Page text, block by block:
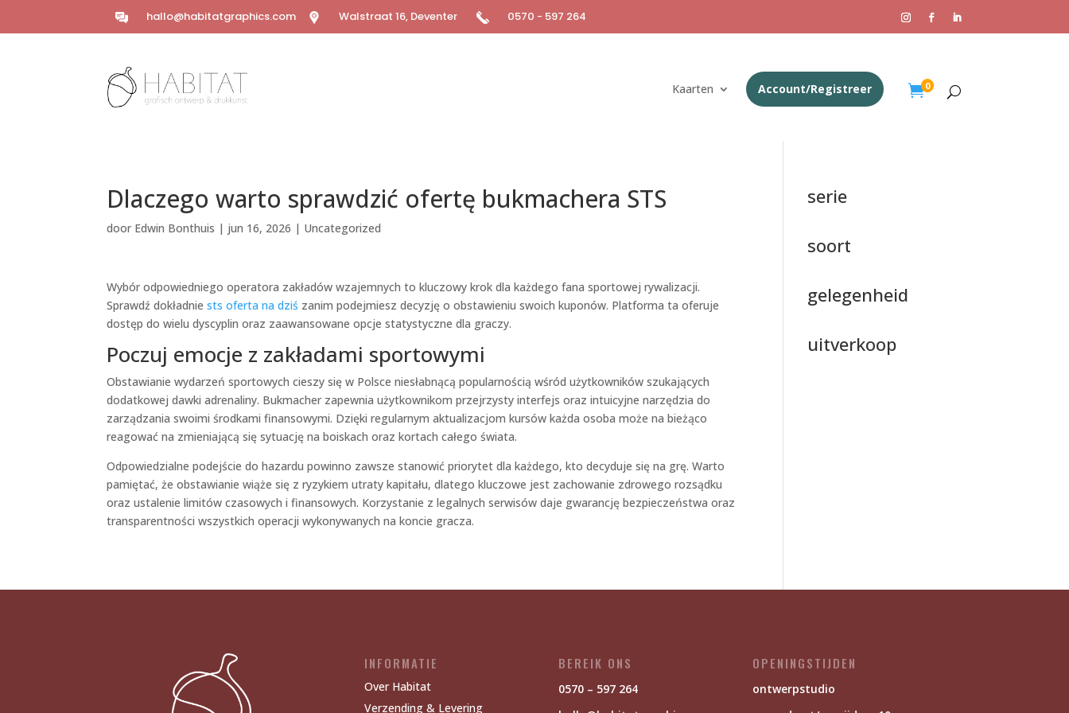
hallo@habitatgraphics.com Walstraat 16, Deventer 0570 - 597 264
Kaarten Account/Registreer 0
Dlaczego warto sprawdzić ofertę bukmachera STS
door Edwin Bonthuis | jun 16, 2026 | Uncategorized
Wybór odpowiedniego operatora zakładów wzajemnych to kluczowy krok dla każdego fana sportowej rywalizacji.
Sprawdź dokładniests oferta na dziś zanim podejmiesz decyzję o obstawieniu swoich kuponów. Platforma ta oferuje
dostęp do wielu dyscyplin oraz zaawansowane opcje statystyczne dla graczy.
Poczuj emocje z zakładami sportowymi
Obstawianie wydarzeń sportowych cieszy się w Polsce niesłabnącą popularnością wśród użytkowników szukających
dodatkowej dawki adrenaliny. Bukmacher zapewnia użytkownikom przejrzysty interfejs oraz intuicyjne narzędzia do
zarządzania swoimi środkami finansowymi. Dzięki regularnym aktualizacjom kursów każda osoba może na bieżąco
reagować na zmieniającą się sytuację na boiskach oraz kortach całego świata.
Odpowiedzialne podejście do hazardu powinno zawsze stanowić priorytet dla każdego, kto decyduje się na grę. Warto
pamiętać, że obstawianie wiąże się z ryzykiem utraty kapitału, dlatego kluczowe jest zachowanie zdrowego rozsądku
oraz ustalenie limitów czasowych i finansowych. Korzystanie z legalnych serwisów daje gwarancję bezpieczeństwa oraz
transparentności wszystkich operacji wykonywanych na koncie gracza.
serie
soort
gelegenheid
uitverkoop
INFORMATIE
Over Habitat
Verzending & Levering
BEREIK ONS
0570 – 597 264
OPENINGSTIJDEN
ontwerpstudio